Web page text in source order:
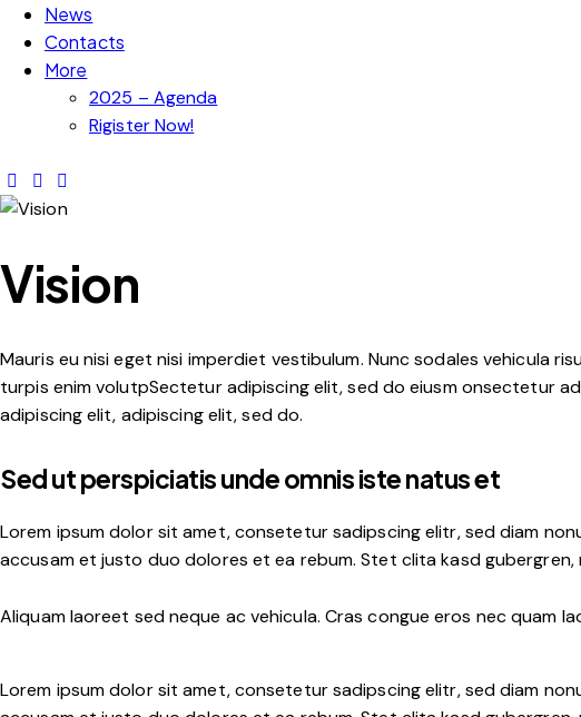
News
Contacts
More
2025 – Agenda
Rigister Now!
Vision
Mauris eu nisi eget nisi imperdiet vestibulum. Nunc sodales vehicula
turpis enim volutpSectetur adipiscing elit, sed do eiusm onsectetur
adipiscing elit, adipiscing elit, sed do.
Sed ut perspiciatis unde omnis iste natus et
Lorem ipsum dolor sit amet, consetetur sadipscing elitr, sed diam
accusam et justo duo dolores et ea rebum. Stet clita kasd
Aliquam laoreet sed neque ac vehicula. Cras congue eros nec
Lorem ipsum dolor sit amet, consetetur sadipscing elitr, sed diam